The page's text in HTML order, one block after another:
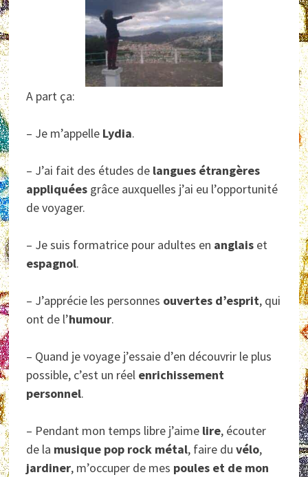
A part ça:
– Je m’appelle Lydia.
– J’ai fait des études de langues étrangères
appliquées grâce auxquelles j’ai eu l’opportunité
de voyager.
– Je suis formatrice pour adultes en anglais et
espagnol.
– J’apprécie les personnes ouvertes d’esprit, qui
ont de l’humour.
– Quand je voyage j’essaie d’en découvrir le plus
possible, c’est un réel enrichissement
personnel.
– Pendant mon temps libre j’aime lire, écouter
de la musique pop rock métal, faire duvélo,
jardiner, m’occuper de mes poules et de mon